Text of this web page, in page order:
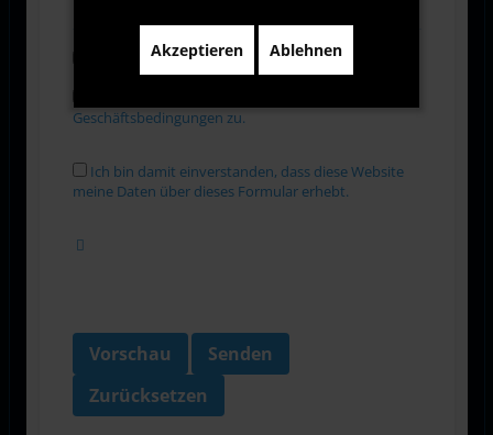
Abonnieren
Geschäftsbedingungen zu.
Ich bin damit einverstanden, dass diese Website
meine Daten über dieses Formular erhebt.
Vorschau
Senden
Zurücksetzen
Akzeptieren Ablehnen